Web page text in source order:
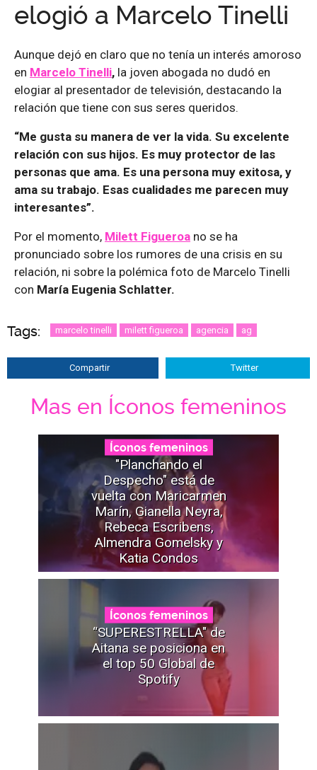
elogió a Marcelo Tinelli
Aunque dejó en claro que no tenía un interés amoroso
en Marcelo Tinelli, la joven abogada no dudó en
elogiar al presentador de televisión, destacando la
relación que tiene con sus seres queridos.
“Me gusta su manera de ver la vida. Su excelente
relación con sus hijos. Es muy protector de las
personas que ama. Es una persona muy exitosa, y
ama su trabajo. Esas cualidades me parecen muy
interesantes”.
Por el momento, Milett Figueroa no se ha
pronunciado sobre los rumores de una crisis en su
relación, ni sobre la polémica foto de Marcelo Tinelli
con María Eugenia Schlatter.
Tags: marcelo tinelli milett figueroa agencia ag
Compartir Twitter
Mas en Íconos femeninos
Íconos femeninos
"Planchando el
Despecho" está de
vuelta con Maricarmen
Marín, Gianella Neyra,
Rebeca Escribens,
Almendra Gomelsky y
Katia Condos
Íconos femeninos
“SUPERESTRELLA" de
Aitana se posiciona en
el top 50 Global de
Spotify